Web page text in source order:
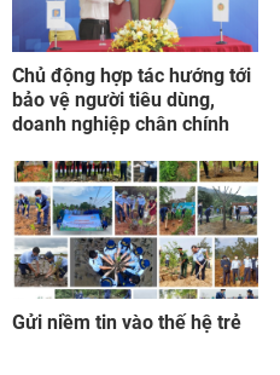
Chủ động hợp tác hướng tới
bảo vệ người tiêu dùng,
doanh nghiệp chân chính
Gửi niềm tin vào thế hệ trẻ